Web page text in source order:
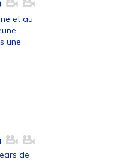
et au
une
de